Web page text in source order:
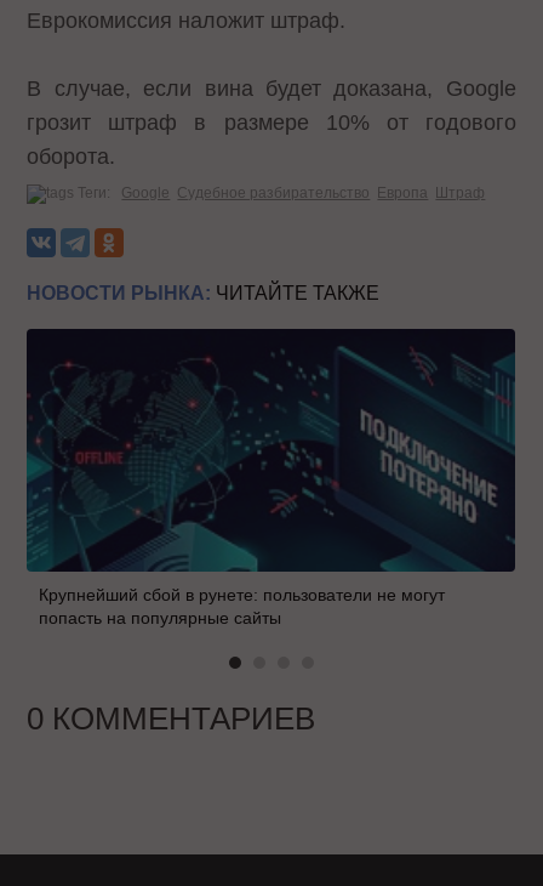
Еврокомиссия наложит штраф.
В случае, если вина будет доказана, Google
грозит штраф в размере 10% от годового
оборота.
Теги: Google Судебное разбирательство Европа Штраф
НОВОСТИ РЫНКА: ЧИТАЙТЕ ТАКЖЕ
Крупнейший сбой в рунете: пользователи не могут
попасть на популярные сайты
0 КОММЕНТАРИЕВ